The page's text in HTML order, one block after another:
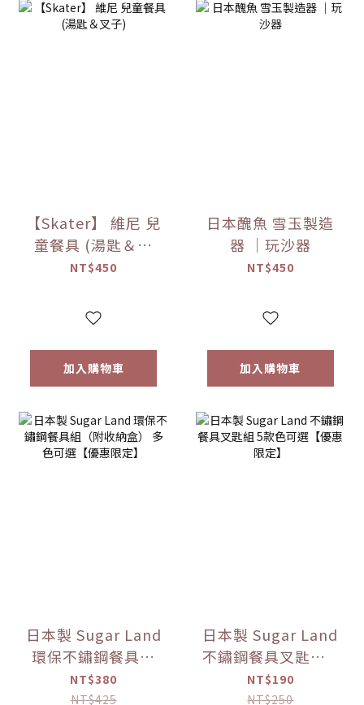
【Skater】 維尼 兒
童餐具 (湯匙＆叉
子)
NT$450
加入購物車
日本醜魚 雪玉製造
器 ｜玩沙器
NT$450
加入購物車
日本製 Sugar Land
環保不鏽鋼餐具組
（附收納盒） 多色
可選【優惠限定】
NT$380
NT$425
日本製 Sugar Land
不鏽鋼餐具叉匙組 5
款色可選【優惠限
定】
NT$190
NT$250